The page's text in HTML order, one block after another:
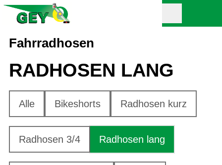
Fahrradhosen
RADHOSEN LANG
Alle Bikeshorts Radhosen kurz
Radhosen 3/4 Radhosen lang